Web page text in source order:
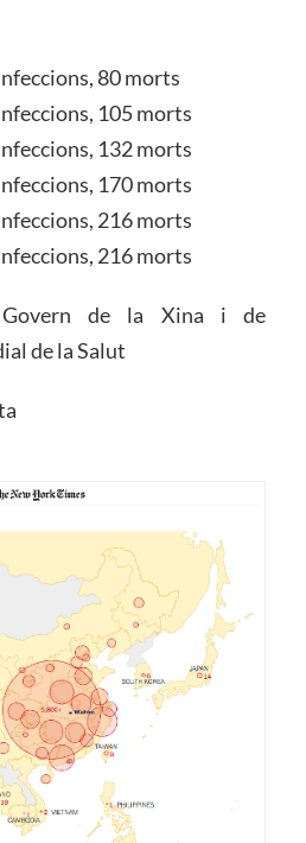
80 morts
105 morts
132 morts
170 morts
216 morts
216 morts
de la Xina i de
de la Salut